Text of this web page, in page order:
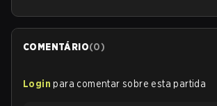
COMENTÁRIO(0)
Login para comentar sobre esta partida